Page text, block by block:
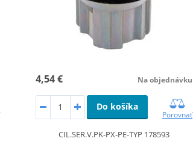
4,54 € Na objednávku
Do košíka
Porovnať
CIL.SER.V.PK-PX-PE-TYP 178593